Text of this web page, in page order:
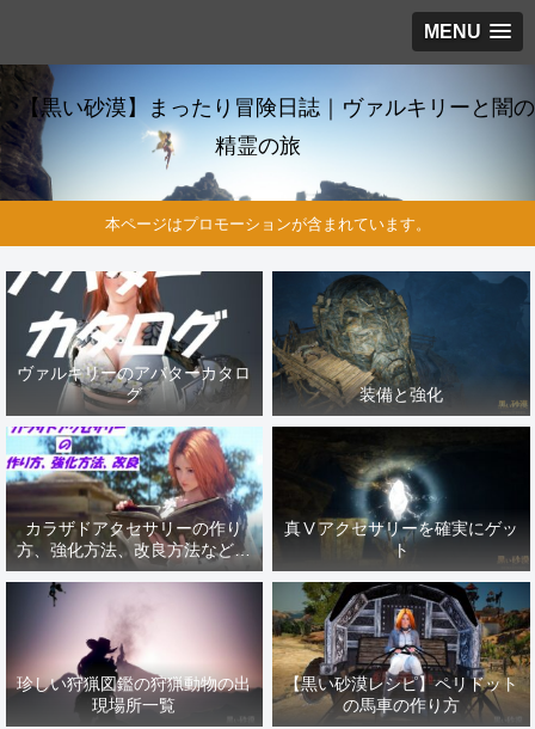
MENU
【黒い砂漠】まったり冒険日誌｜ヴァルキリーと闇の
精霊の旅
本ページはプロモーションが含まれています。
ヴァルキリーのアバターカタロ
グ
装備と強化
カラザドアクセサリーの作り
方、強化方法、改良方法などま
とめ【黒い砂漠冒険日誌１４１
真Ⅴアクセサリーを確実にゲッ
ト
珍しい狩猟図鑑の狩猟動物の出
現場所一覧
【黒い砂漠レシピ】ペリドット
の馬車の作り方